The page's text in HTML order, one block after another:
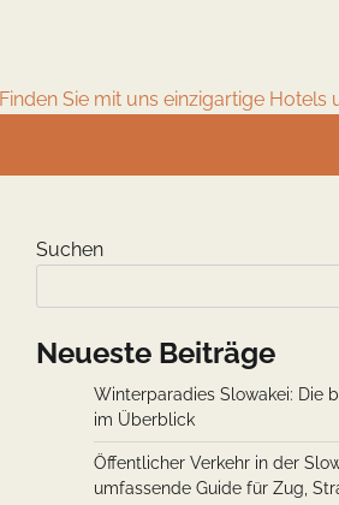
Sie mit uns einzigartige Hotels
Suchen
Neueste Beiträge
Winterparadies Slowakei: Die
im Überblick
Öffentlicher Verkehr in der
umfassende Guide für Zug,